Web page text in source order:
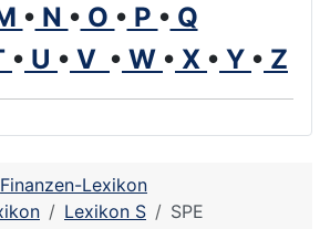
• N • O • P • Q
• U • V • W • X • Y • Z
Finanzen-Lexikon
Lexikon S SPE